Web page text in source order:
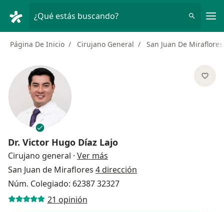
¿Qué estás buscando?
Página De Inicio Cirujano General San Juan De Miraflores
Dr. Victor Hugo Díaz Lajo
Cirujano general · Ver más
San Juan de Miraflores 4 dirección
Núm. Colegiado: 62387 32327
21 opinión